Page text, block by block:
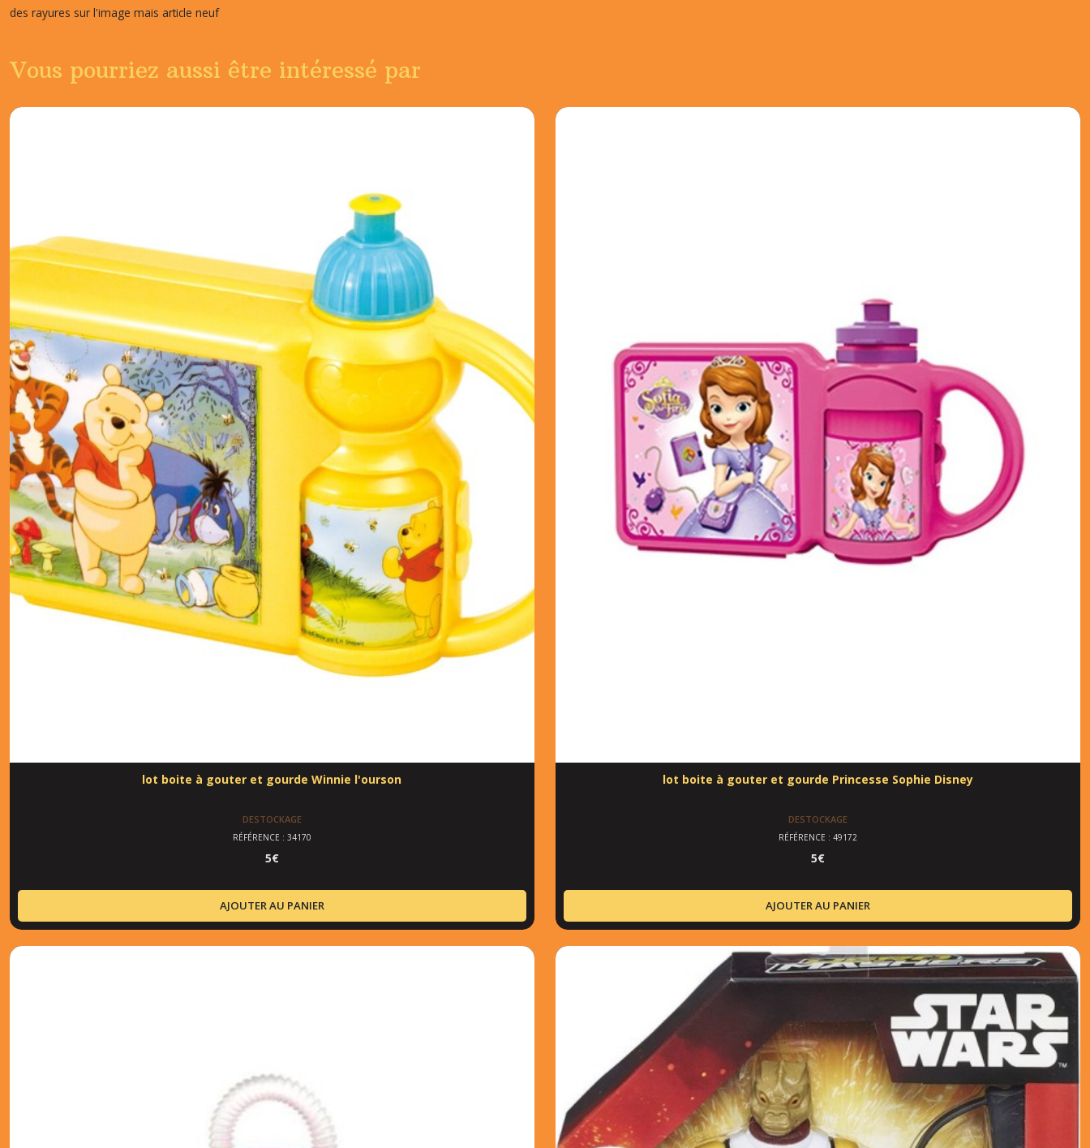
des rayures sur l'image mais article neuf
Vous pourriez aussi être intéressé par
lot boite à gouter et gourde Winnie l'ourson
DESTOCKAGE
RÉFÉRENCE : 34170
5€
AJOUTER AU PANIER
lot boite à gouter et gourde Princesse Sophie Disney
DESTOCKAGE
RÉFÉRENCE : 49172
5€
AJOUTER AU PANIER